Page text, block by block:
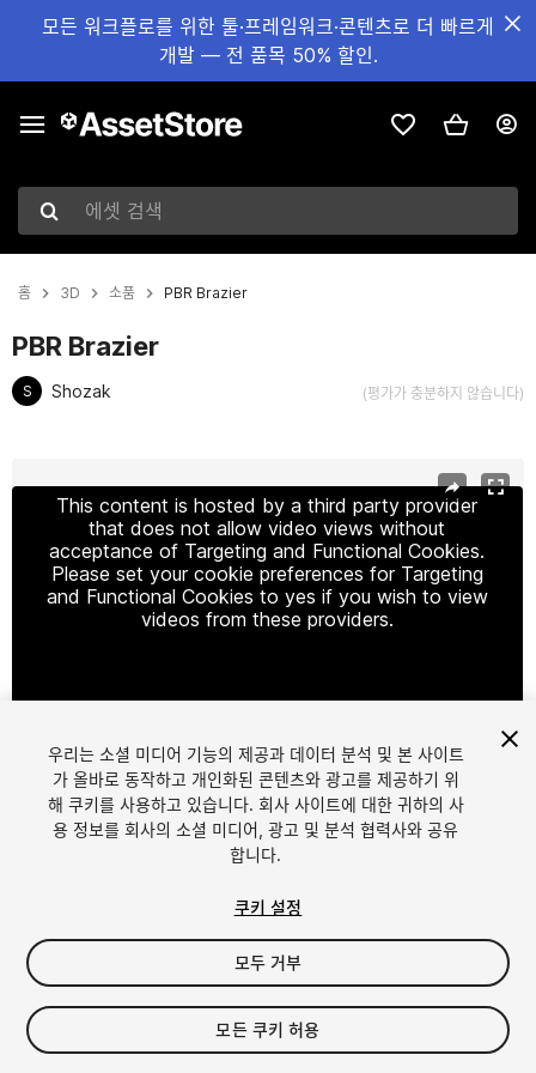
모든 워크플로를 위한 툴·프레임워크·콘텐츠로 더 빠르게
개발 — 전 품목 50% 할인.
에셋 검색
홈 3D 소품 PBR Brazier
PBR Brazier
S Shozak (평가가 충분하지 않습니다)
This content is hosted by a third party provider
that does not allow video views without
acceptance of Targeting and Functional Cookies.
Please set your cookie preferences for Targeting
and Functional Cookies to yes if you wish to view
videos from these providers.
1/5
$5
세금/부가세는 결제 시 반영됩니다.
우리는 소셜 미디어 기능의 제공과 데이터 분석 및 본 사이트
가 올바로 동작하고 개인화된 콘텐츠와 광고를 제공하기 위
해 쿠키를 사용하고 있습니다. 회사 사이트에 대한 귀하의 사
용 정보를 회사의 소셜 미디어, 광고 및 분석 협력사와 공유
합니다.
쿠키 설정
모두 거부
모든 쿠키 허용